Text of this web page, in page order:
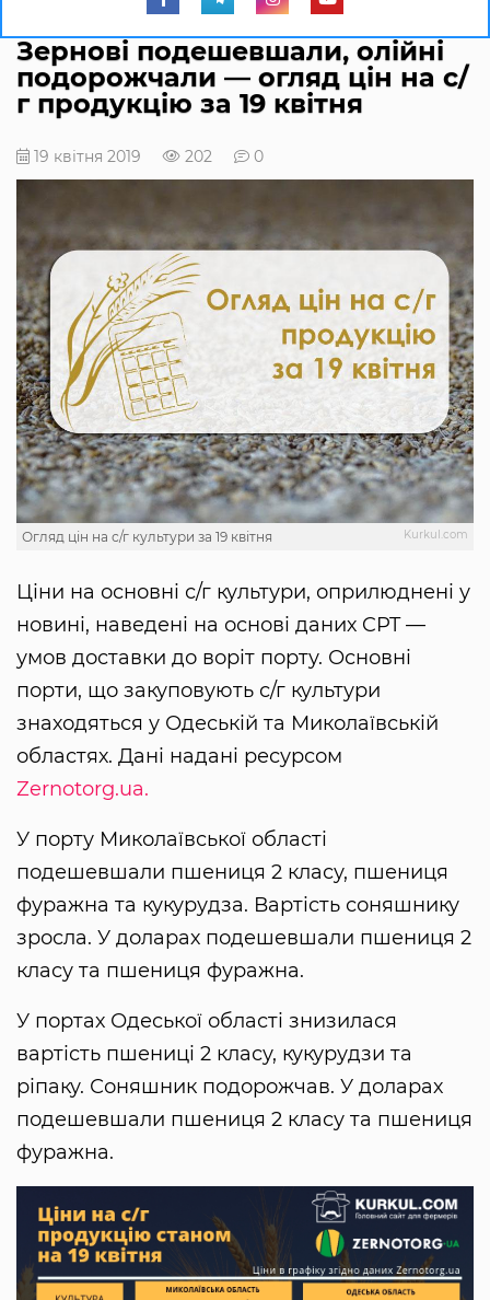
Зернові подешевшали, олійні
подорожчали — огляд цін на с/
г продукцію за 19 квітня
19 квітня 2019 202 0
Kurkul.com
Огляд цін на с/г культури за 19 квітня
Ціни на основні с/г культури, оприлюднені у
новині, наведені на основі даних CPT —
умов доставки до воріт порту. Основні
порти, що закуповують с/г культури
знаходяться у Одеській та Миколаївській
областях. Дані надані ресурсом
Zernotorg.ua.
У порту Миколаївської області
подешевшали пшениця 2 класу, пшениця
фуражна та кукурудза. Вартість соняшнику
зросла. У доларах подешевшали пшениця 2
класу та пшениця фуражна.
У портах Одеської області знизилася
вартість пшениці 2 класу, кукурудзи та
ріпаку. Соняшник подорожчав. У доларах
подешевшали пшениця 2 класу та пшениця
фуражна.